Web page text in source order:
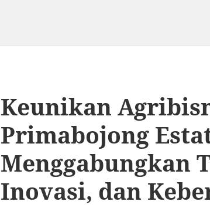
Keunikan
Primabojong
Menggabungkan
Inovasi, dan